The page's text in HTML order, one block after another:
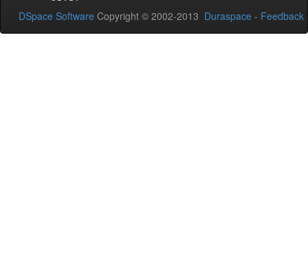
DSpace Software Copyright © 2002-2013 Duraspace - Feedback